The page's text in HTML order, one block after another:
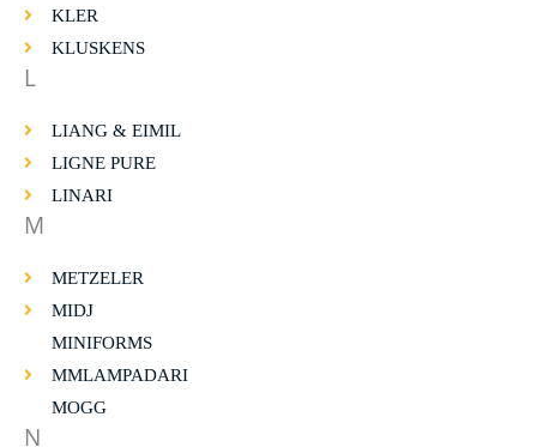
KLER
KLUSKENS
L
LIANG & EIMIL
LIGNE PURE
LINARI
M
METZELER
MIDJ
MINIFORMS
MMLAMPADARI
MOGG
N